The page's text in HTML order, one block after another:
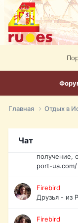
Главная Отдых в
Чат
спорт, HD.
сайта. Наш
David16
Книги
David16
Подскажите
Юрист юа
получение,
port-ua.com/
Firebird
Друзья - из
Firebird